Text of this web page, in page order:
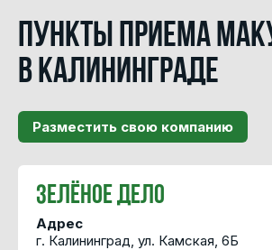
Пункты приема
в Калининграде
Разместить свою компанию
Зелёное Дело
Адрес
г. Калининград, ул. Камская, 6Б